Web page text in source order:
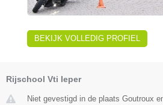
BEKIJK VOLLEDIG PROFIEL
Rijschool Vti Ieper
Niet gevestigd in de plaats Goutroux